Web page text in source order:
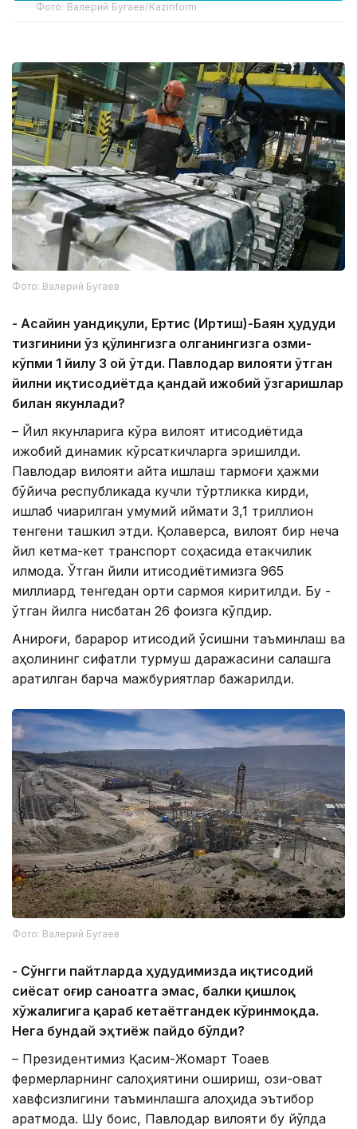
Фото: Валерий Бугаев/Kazinform
Фото: Валерий Бугаев
- Асайин Қуандиқули, Ертис (Иртиш)-Баян ҳудуди
тизгинини ўз қўлингизга олганингизга озми-
кўпми 1 йилу 3 ой ўтди. Павлодар вилояти ўтган
йилни иқтисодиётда қандай ижобий ўзгаришлар
билан якунлади?
– Йил якунларига кўра вилоят иқтисодиётида
ижобий динамик кўрсаткичларга эришилди.
Павлодар вилояти қайта ишлаш тармоғи ҳажми
бўйича республикада кучли тўртликка кирди,
ишлаб чиқарилган умумий қиймати 3,1 триллион
тенгени ташкил этди. Қолаверса, вилоят бир неча
йил кетма-кет транспорт соҳасида етакчилик
қилмоқда. Ўтган йили иқтисодиётимизга 965
миллиард тенгедан ортиқ сармоя киритилди. Бу -
ўтган йилга нисбатан 26 фоизга кўпдир.
Аниқроғи, барқарор иқтисодий ўсишни таъминлаш ва
аҳолининг сифатли турмуш даражасини сақлашга
қаратилган барча мажбуриятлар бажарилди.
Фото: Валерий Бугаев
- Сўнгги пайтларда ҳудудимизда иқтисодий
сиёсат оғир саноатга эмас, балки қишлоқ
хўжалигига қараб кетаётгандек кўринмоқда.
Нега бундай эҳтиёж пайдо бўлди?
– Президентимиз Қасим-Жомарт Тоқаев
фермерларнинг салоҳиятини ошириш, озиқ-овқат
хавфсизлигини таъминлашга алоҳида эътибор
қаратмоқда. Шу боис, Павлодар вилояти бу йўлда